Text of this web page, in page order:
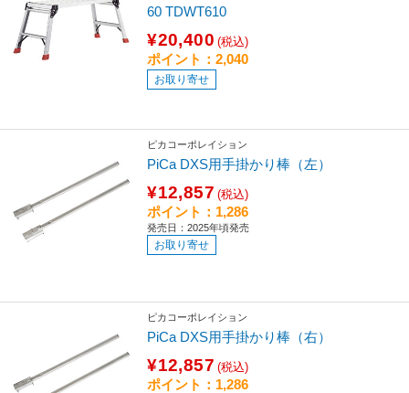
60 TDWT610
¥20,400 (税込)
ポイント：2,040
お取り寄せ
ピカコーポレイション
PiCa DXS用手掛かり棒（左）
¥12,857 (税込)
ポイント：1,286
発売日：2025年頃発売
お取り寄せ
ピカコーポレイション
PiCa DXS用手掛かり棒（右）
¥12,857 (税込)
ポイント：1,286